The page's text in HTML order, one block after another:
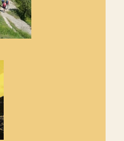
el
Camins
dels
d'Aguja
implicats